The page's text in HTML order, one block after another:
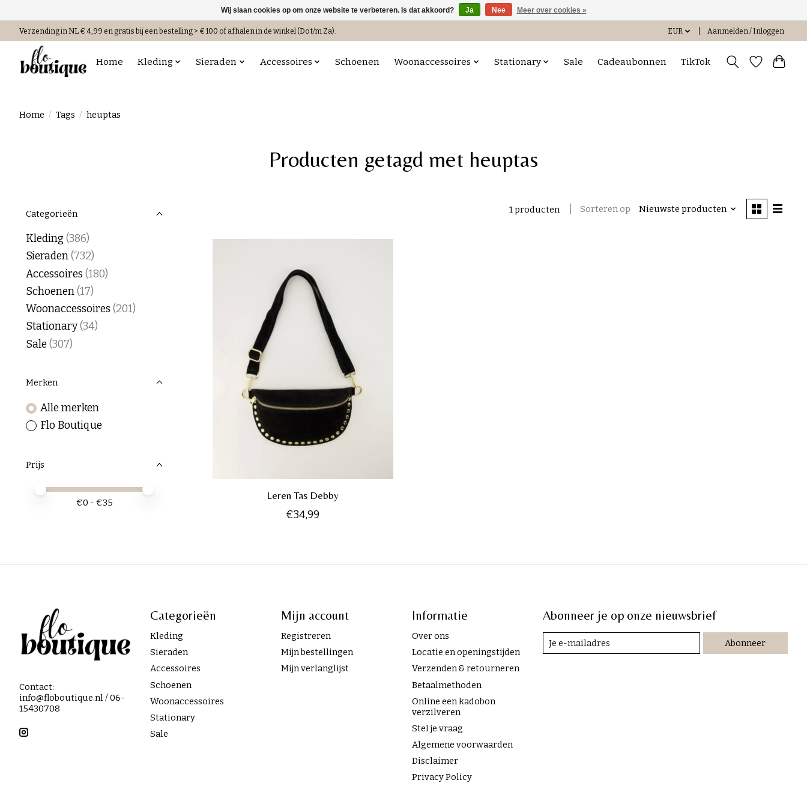
Verzending in NL € 4,99 en gratis bij een bestelling > € 100 of afhalen in de winkel (Do t/m Za). EUR Aanmelden / Inloggen
Home Kleding Sieraden Accessoires Schoenen Woonaccessoires Stationary Sale Cadeaubonnen TikTok
Home / Tags / heuptas
Producten getagd met heuptas
Categorieën
Kleding(386)
Sieraden(732)
Accessoires (180)
Schoenen(17)
Woonaccessoires (201)
Stationary(34)
Sale(307)
Merken
Alle merken
Flo Boutique
Prijs
Minimale prijswaarde
Price maximum value
€0 - €35
1 producten Sorteren op Nieuwste producten
Leren Tas Debby
€34,99
Contact:
info@floboutique.nl/ 06-
15430708
Categorieën
Kleding
Sieraden
Accessoires
Schoenen
Woonaccessoires
Stationary
Sale
Mijn account
Registreren
Mijn bestellingen
Mijn verlanglijst
Informatie
Over ons
Locatie en openingstijden
Verzenden & retourneren
Betaalmethoden
Online een kadobon
verzilveren
Stel je vraag
Algemene voorwaarden
Disclaimer
Privacy Policy
Abonneer je op onze nieuwsbrief
Abonneer
Wij slaan cookies op om onze website te verbeteren. Is dat akkoord? Ja Nee Meer over cookies »